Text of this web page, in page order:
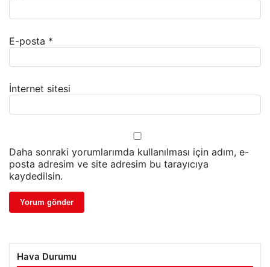
E-posta *
İnternet sitesi
Daha sonraki yorumlarımda kullanılması için adım, e-
posta adresim ve site adresim bu tarayıcıya
kaydedilsin.
Hava Durumu